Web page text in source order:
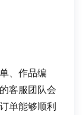
、作品编
客服团队会
单能够顺利